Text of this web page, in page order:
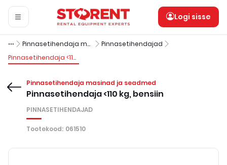
Logi sisse
Pinnasetihendaja masinad ja seadmed
Pinnasetihendajad
Pinnasetihendaja <110 kg, bensiin
Pinnasetihendaja masinad ja seadmed
Pinnasetihendaja <110 kg, bensiin
PINNASETIHENDAJAD
Tootekood: 061510